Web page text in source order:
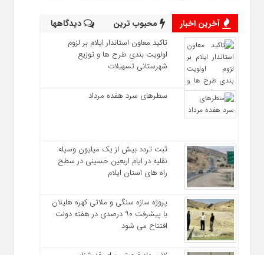
آخرین اخبار محبوب ترین دیدگاهها
تاکید معاون استاندار ایلام بر لزوم
اولویت‌ بندی طرح‌ ها و توزیع
شهرستانی تسهیلات
سطرهای سرد هفده مرداد
ثبت تردد بیش از یک میلیون وسیله
نقلیه در ایام اربعین حسینی در سطح
راه‌ های استان ایلام
پروژه سازه سنگی و ملاتی کهره هلیلان
با پیشرفت ۹۰ درصدی در هفته دولت
افتتاح می شود